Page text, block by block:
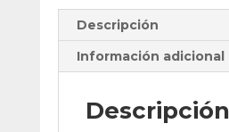
X
5.0
10
Mm
Descripción
Información adicional
Descripción